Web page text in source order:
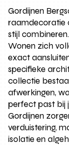
Gordijnen
raamdecoratie
stijl
Wonen zich
exact
specifieke
collectie
afwerkingen,
perfect past bij
Gordijnen
verduistering,
isolatie en